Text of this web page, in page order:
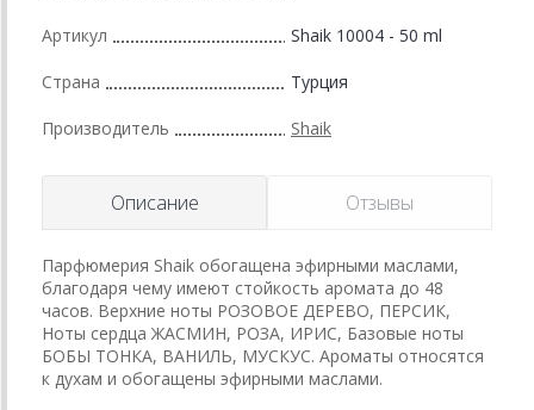
Артикул Shaik 10004 - 50 ml
Страна Турция
Производитель Shaik
Описание Отзывы
Парфюмерия Shaik обогащена эфирными маслами,
благодаря чему имеют стойкость аромата до 48
часов. Верхние ноты РОЗОВОЕ ДЕРЕВО, ПЕРСИК,
Ноты сердца ЖАСМИН, РОЗА, ИРИС, Базовые ноты
БОБЫ ТОНКА, ВАНИЛЬ, МУСКУС. Ароматы относятся
к духам и обогащены эфирными маслами.